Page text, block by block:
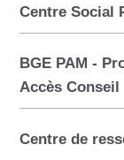
Centre Social
BGE PAM -
Accès Conseil
Centre de